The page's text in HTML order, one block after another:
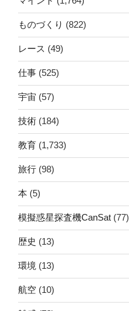
ものづくり (822)
レース (49)
仕事 (525)
宇宙 (57)
技術 (184)
教育 (1,733)
旅行 (98)
本 (5)
模擬惑星探査機CanSat (77)
歴史 (13)
環境 (13)
航空 (10)